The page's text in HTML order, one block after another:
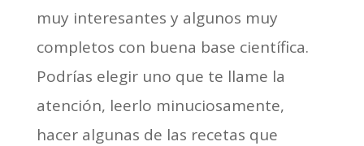
muy interesantes y algunos muy
completos con buena base científica.
Podrías elegir uno que te llame la
atención, leerlo minuciosamente,
hacer algunas de las recetas que